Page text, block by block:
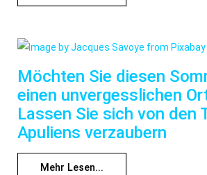
Möchten Sie diesen
einen unvergesslichen
Lassen Sie sich von den
Apuliens verzaubern
Mehr Lesen...